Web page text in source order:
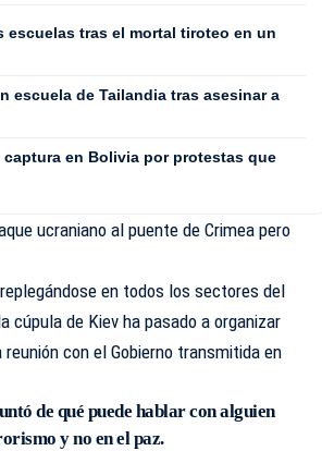
escuelas tras el mortal tiroteo en un
escuela de Tailandia tras asesinar a
en Bolivia por protestas que
ucraniano al puente de Crimea pero
en todos los sectores del
cúpula de Kiev ha pasado a organizar
con el Gobierno transmitida en
de qué puede hablar con alguien
y no en el paz.